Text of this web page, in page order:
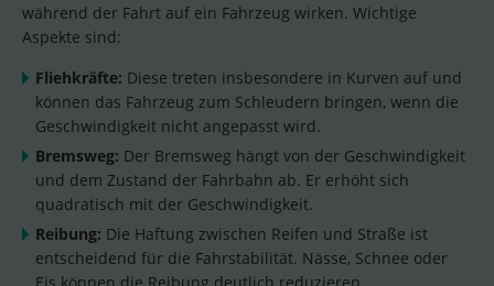
während der Fahrt auf ein Fahrzeug wirken. Wichtige
Aspekte sind:
Fliehkräfte: Diese treten insbesondere in Kurven auf und
können das Fahrzeug zum Schleudern bringen, wenn die
Geschwindigkeit nicht angepasst wird.
Bremsweg: Der Bremsweg hängt von der Geschwindigkeit
und dem Zustand der Fahrbahn ab. Er erhöht sich
quadratisch mit der Geschwindigkeit.
Reibung: Die Haftung zwischen Reifen und Straße ist
entscheidend für die Fahrstabilität. Nässe, Schnee oder
Eis können die Reibung deutlich reduzieren.